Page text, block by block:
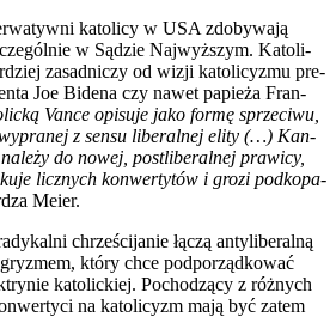
kato­li­cy w USA zdo­by­wa­ją
w Sądzie Naj­wyż­szym. Kato­li­
zasad­ni­czy od wizji kato­li­cy­zmu pre­
Joe Bide­na czy nawet papie­ża Fran­
Van­ce opi­su­je jako for­mę sprze­ci­wu,
z sen­su libe­ral­nej eli­ty (…) Kan­
do nowej, post­li­be­ral­nej pra­wi­cy,
licz­nych kon­wer­ty­tów i gro­zi pod­ko­pa­
Meier.
chrze­ści­ja­nie łączą anty­li­be­ral­ną
któ­ry chce pod­po­rząd­ko­wać
kato­lic­kiej. Pocho­dzą­cy z róż­nych
na kato­li­cyzm mają być zatem